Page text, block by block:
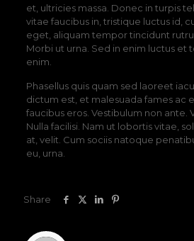
et, ultricies massa. Donec in turpis
vitae faucibus in, tristique luctus id,
eget, aliquam tempor tincidunt
Morbi ut urna. Sed in enim luctus et
enim.
Phasellus quis quam sed laoreet
dictum est, et malesuada fames ac
faucibus eros. Vestibulum non ante.
Nulla facilisi. Nam ut lobortis vitae,
at, velit. Cum sociis natoque
eu, urna.
Share